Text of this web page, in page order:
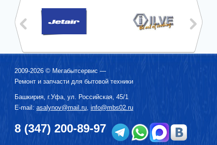
2009-2026 © Мегабытсервис —
Ремонт и запчасти для бытовой техники
Башкирия, г.Уфа ул. Российская, 45/1
E-mail: asalynov@mail.ru info@mbs02.ru
8 (347) 200-89-97